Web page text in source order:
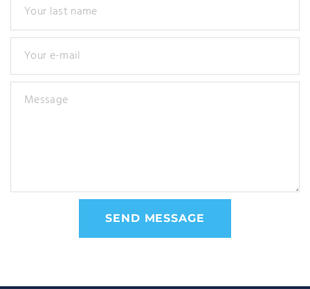
Your last name
Your e-mail
Message
SEND MESSAGE